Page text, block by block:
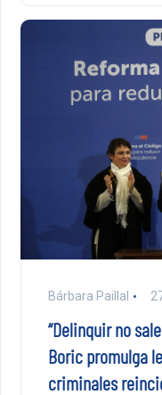
Bárbara Paillal
“Delinquir no
Boric promulga
criminales